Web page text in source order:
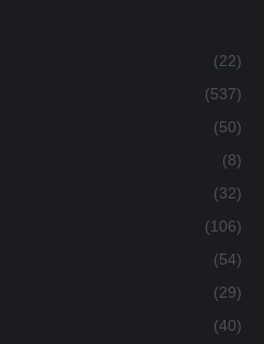
(22)
(537)
(50)
(8)
(32)
(106)
(54)
(29)
(40)